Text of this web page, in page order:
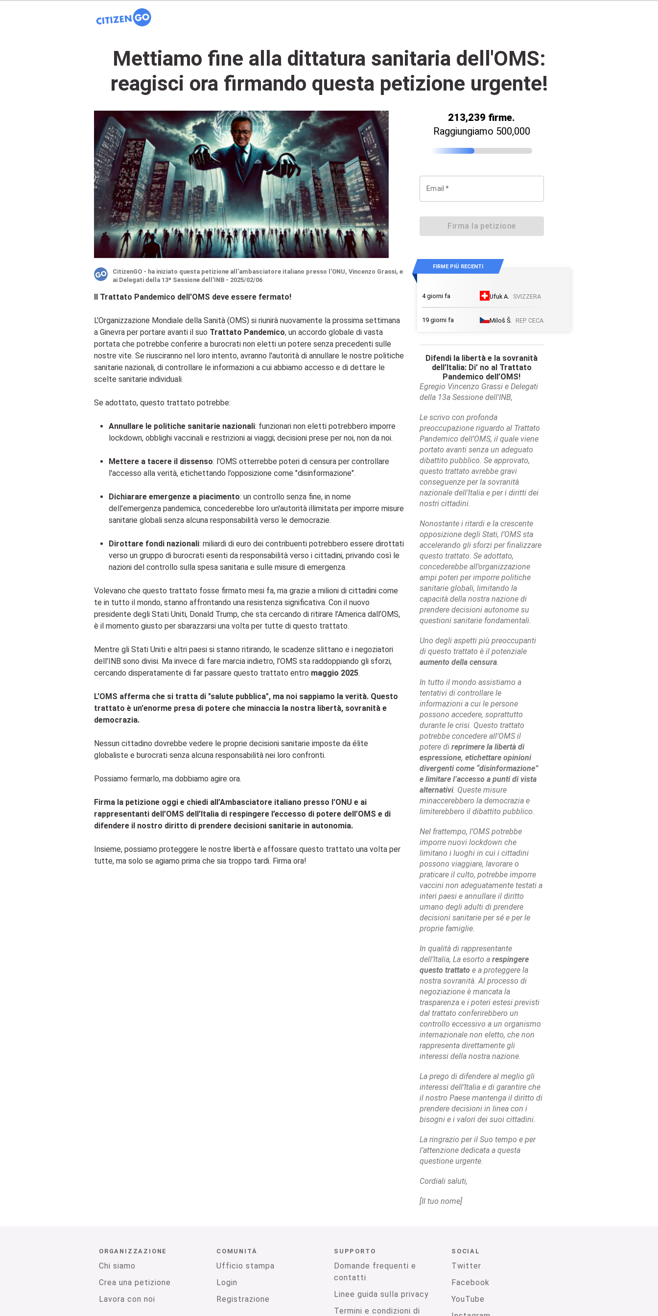
Mettiamo fine alla dittatura sanitaria dell'OMS:
reagisci ora firmando questa petizione urgente!
CitizenGO - ha iniziato questa petizione all'ambasciatore italiano presso l'ONU, Vincenzo Grassi, e
ai Delegati della 13ª Sessione dell'INB - 2025/02/06
Il Trattato Pandemico dell'OMS deve essere fermato!
L'Organizzazione Mondiale della Sanità (OMS) si riunirà nuovamente la prossima settimana
a Ginevra per portare avanti il suo Trattato Pandemico, un accordo globale di vasta
portata che potrebbe conferire a burocrati non eletti un potere senza precedenti sulle
nostre vite. Se riusciranno nel loro intento, avranno l'autorità di annullare le nostre politiche
sanitarie nazionali, di controllare le informazioni a cui abbiamo accesso e di dettare le
scelte sanitarie individuali.
Se adottato, questo trattato potrebbe:
Annullare le politiche sanitarie nazionali: funzionari non eletti potrebbero imporre
lockdown, obblighi vaccinali e restrizioni ai viaggi; decisioni prese per noi, non da noi.
Mettere a tacere il dissenso: l'OMS otterrebbe poteri di censura per controllare
l'accesso alla verità, etichettando l’opposizione come "disinformazione".
Dichiarare emergenze a piacimento: un controllo senza fine, in nome
dell’emergenza pandemica, concederebbe loro un'autorità illimitata per imporre misure
sanitarie globali senza alcuna responsabilità verso le democrazie.
Dirottare fondi nazionali: miliardi di euro dei contribuenti potrebbero essere dirottati
verso un gruppo di burocrati esenti da responsabilità verso i cittadini, privando così le
nazioni del controllo sulla spesa sanitaria e sulle misure di emergenza.
Volevano che questo trattato fosse firmato mesi fa, ma grazie a milioni di cittadini come
te in tutto il mondo, stanno affrontando una resistenza significativa. Con il nuovo
presidente degli Stati Uniti, Donald Trump, che sta cercando di ritirare l’America dall’OMS,
è il momento giusto per sbarazzarsi una volta per tutte di questo trattato.
Mentre gli Stati Uniti e altri paesi si stanno ritirando, le scadenze slittano e i negoziatori
dell’INB sono divisi. Ma invece di fare marcia indietro, l’OMS sta raddoppiando gli sforzi,
cercando disperatamente di far passare questo trattato entro maggio 2025.
L'OMS afferma che si tratta di "salute pubblica", ma noi sappiamo la verità. Questo
trattato è un'enorme presa di potere che minaccia la nostra libertà, sovranità e
democrazia.
Nessun cittadino dovrebbe vedere le proprie decisioni sanitarie imposte da élite
globaliste e burocrati senza alcuna responsabilità nei loro confronti.
Possiamo fermarlo, ma dobbiamo agire ora.
Firma la petizione oggi e chiedi all’Ambasciatore italiano presso l’ONU e ai
rappresentanti dell’OMS dell’Italia di respingere l’eccesso di potere dell’OMS e di
difendere il nostro diritto di prendere decisioni sanitarie in autonomia.
Insieme, possiamo proteggere le nostre libertà e affossare questo trattato una volta per
tutte, ma solo se agiamo prima che sia troppo tardi. Firma ora!
213,239 firme.
Raggiungiamo 500,000
Email *
Firma la petizione
FIRME PIÙ RECENTI
4 giorni fa Ufuk A. SVIZZERA
19 giorni fa Miloš Š. REP. CECA
Difendi la libertà e la sovranità
dell’Italia: Di’ no al Trattato
Pandemico dell’OMS!
Egregio Vincenzo Grassi e Delegati
della 13a Sessione dell'INB,
Le scrivo con profonda
preoccupazione riguardo al Trattato
Pandemico dell’OMS, il quale viene
portato avanti senza un adeguato
dibattito pubblico. Se approvato,
questo trattato avrebbe gravi
conseguenze per la sovranità
nazionale dell’Italia e per i diritti dei
nostri cittadini.
Nonostante i ritardi e la crescente
opposizione degli Stati, l’OMS sta
accelerando gli sforzi per finalizzare
questo trattato. Se adottato,
concederebbe all’organizzazione
ampi poteri per imporre politiche
sanitarie globali, limitando la
capacità della nostra nazione di
prendere decisioni autonome su
questioni sanitarie fondamentali.
Uno degli aspetti più preoccupanti
di questo trattato è il potenziale
aumento della censura.
In tutto il mondo assistiamo a
tentativi di controllare le
informazioni a cui le persone
possono accedere, soprattutto
durante le crisi. Questo trattato
potrebbe concedere all’OMS il
potere direprimere la libertà di
espressione, etichettare opinioni
divergenti come “disinformazione”
e limitare l’accesso a punti di vista
alternativi. Queste misure
minaccerebbero la democrazia e
limiterebbero il dibattito pubblico.
Nel frattempo, l’OMS potrebbe
imporre nuovi lockdown che
limitano i luoghi in cui i cittadini
possono viaggiare, lavorare o
praticare il culto, potrebbe imporre
vaccini non adeguatamente testati a
interi paesi e annullare il diritto
umano degli adulti di prendere
decisioni sanitarie per sé e per le
proprie famiglie.
In qualità di rappresentante
dell’Italia, La esorto arespingere
questo trattato e a proteggere la
nostra sovranità. Al processo di
negoziazione è mancata la
trasparenza e i poteri estesi previsti
dal trattato conferirebbero un
controllo eccessivo a un organismo
internazionale non eletto, che non
rappresenta direttamente gli
interessi della nostra nazione.
La prego di difendere al meglio gli
interessi dell’Italia e di garantire che
il nostro Paese mantenga il diritto di
prendere decisioni in linea con i
bisogni e i valori dei suoi cittadini.
La ringrazio per il Suo tempo e per
l’attenzione dedicata a questa
questione urgente.
Cordiali saluti,
[Il tuo nome]
ORGANIZZAZIONE
Chi siamo
Crea una petizione
Lavora con noi
COMUNITÀ
Ufficio stampa
Login
Registrazione
SUPPORTO
Domande frequenti e
contatti
Linee guida sulla privacy
Termini e condizioni di
SOCIAL
Twitter
Facebook
YouTube